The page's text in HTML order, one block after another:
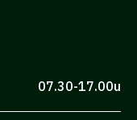
07.30-17.00u